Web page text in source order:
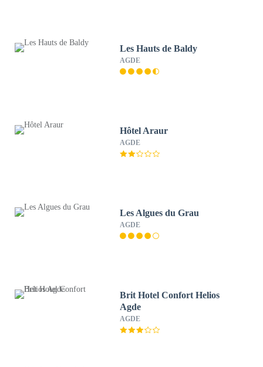
Les Hauts de Baldy
AGDE
Hôtel Araur
AGDE
Les Algues du Grau
AGDE
Brit Hotel Confort Helios
Agde
AGDE